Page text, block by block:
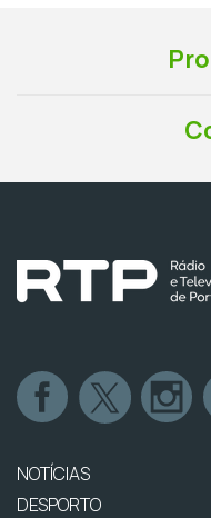
NOTÍCIAS
DESPORTO